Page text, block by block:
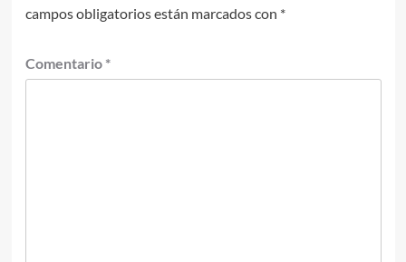
campos obligatorios están marcados con *
Comentario *